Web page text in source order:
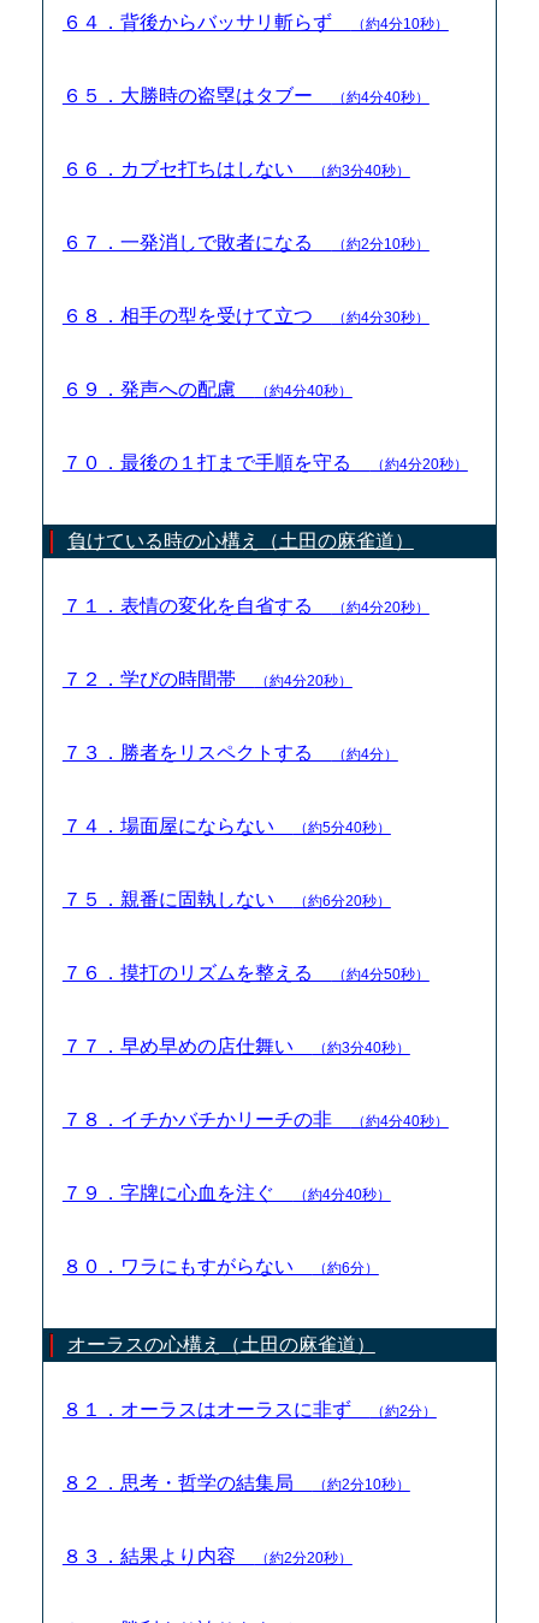
６４．背後からバッサリ斬らず （約4分10秒）
６５．大勝時の盗塁はタブー （約4分40秒）
６６．カブセ打ちはしない （約3分40秒）
６７．一発消しで敗者になる （約2分10秒）
６８．相手の型を受けて立つ （約4分30秒）
６９．発声への配慮 （約4分40秒）
７０．最後の１打まで手順を守る （約4分20秒）
負けている時の心構え（土田の麻雀道）
７１．表情の変化を自省する （約4分20秒）
７２．学びの時間帯 （約4分20秒）
７３．勝者をリスペクトする （約4分）
７４．場面屋にならない （約5分40秒）
７５．親番に固執しない （約6分20秒）
７６．摸打のリズムを整える （約4分50秒）
７７．早め早めの店仕舞い （約3分40秒）
７８．イチかバチかリーチの非 （約4分40秒）
７９．字牌に心血を注ぐ （約4分40秒）
８０．ワラにもすがらない （約6分）
オーラスの心構え（土田の麻雀道）
８１．オーラスはオーラスに非ず （約2分）
８２．思考・哲学の結集局 （約2分10秒）
８３．結果より内容 （約2分20秒）